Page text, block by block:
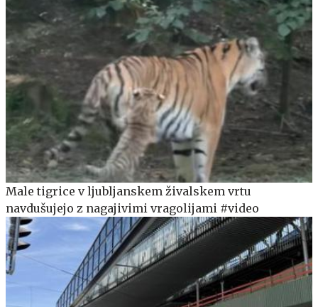
Male tigrice v ljubljanskem živalskem vrtu
navdušujejo z nagajivimi vragolijami #video